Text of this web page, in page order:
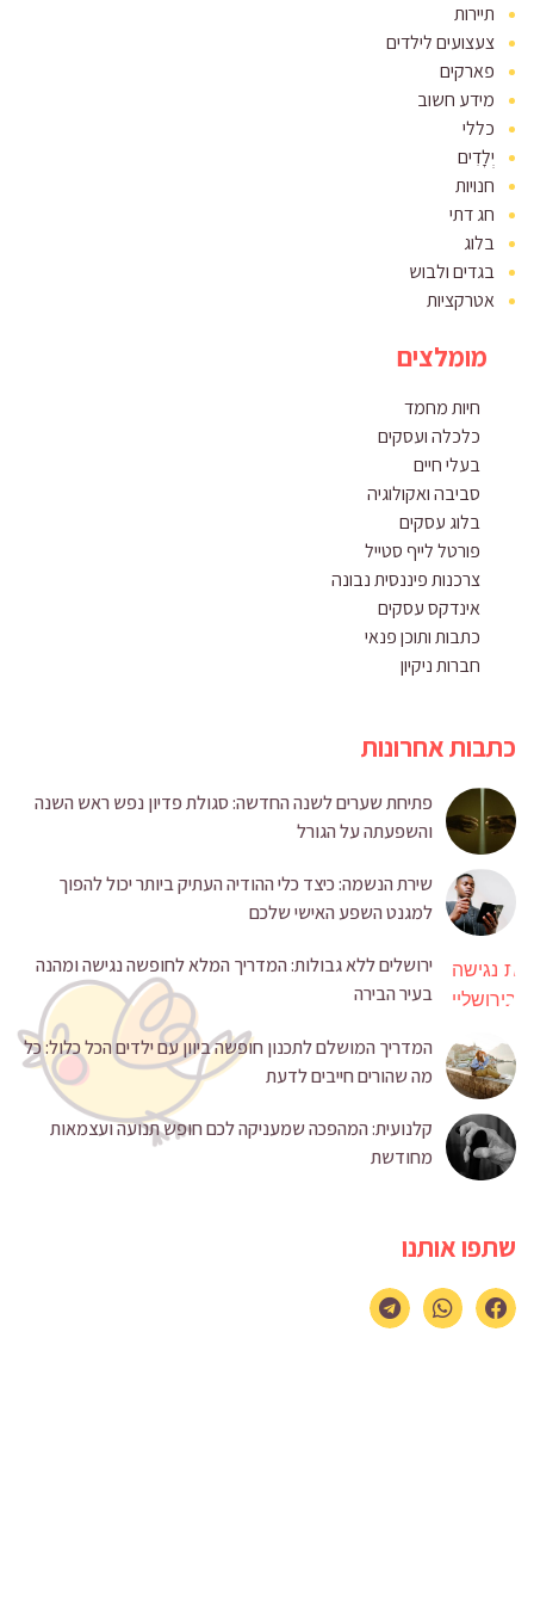
תיירות
צעצועים לילדים
פארקים
מידע חשוב
כללי
יְלָדִים
חנויות
חג דתי
בלוג
בגדים ולבוש
אטרקציות
מומלצים
חיות מחמד
כלכלה ועסקים
בעלי חיים
סביבה ואקולוגיה
בלוג עסקים
פורטל לייף סטייל
צרכנות פיננסית נבונה
אינדקס עסקים
כתבות ותוכן פנאי
חברות ניקיון
כתבות אחרונות
פתיחת שערים לשנה החדשה: סגולת פדיון נפש ראש השנה
והשפעתה על הגורל
שירת הנשמה: כיצד כלי ההודיה העתיק ביותר יכול להפוך
למגנט השפע האישי שלכם
ירושלים ללא גבולות: המדריך המלא לחופשה נגישה ומהנה
בעיר הבירה
המדריך המושלם לתכנון חופשה ביוון עם ילדים הכל כלול: כל
מה שהורים חייבים לדעת
קלנועית: המהפכה שמעניקה לכם חופש תנועה ועצמאות
מחודשת
שתפו אותנו